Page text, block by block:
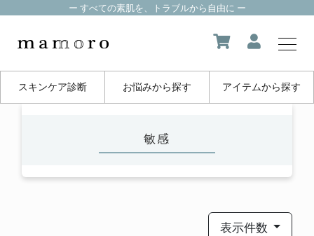
ー すべての素肌を、トラブルから自由に ー
スキンケア診断 お悩みから探す アイテムから探す
about us
敏感
表示件数